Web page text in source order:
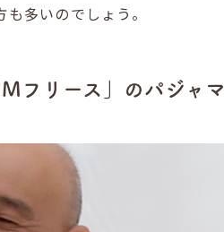
も多いのでしょう。
フリース」のパジャマ